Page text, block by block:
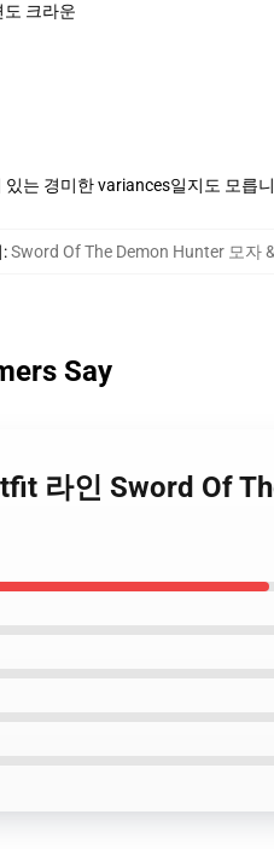
도 크라운
는 경미한 variances일지도 모릅
:Sword Of The Demon Hunter 모자
Say
라인 Sword Of